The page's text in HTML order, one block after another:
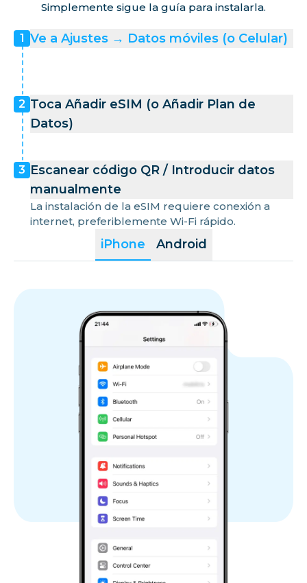
Simplemente sigue la guía para instalarla.
iPhone Android
1 Ve a Ajustes → Datos móviles (o Celular)
2 Toca Añadir eSIM (o Añadir Plan de
Datos)
3 Escanear código QR / Introducir datos
manualmente
La instalación de la eSIM requiere conexión a
internet, preferiblemente Wi-Fi rápido.